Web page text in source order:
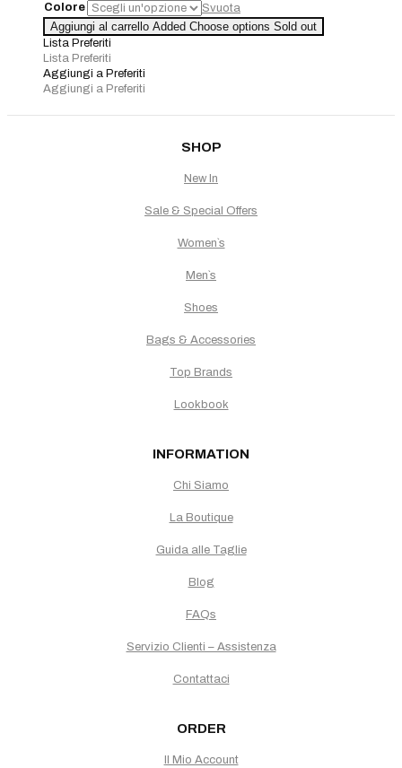
Colore
Svuota
Collana
Perle
quantità
Aggiungi al carrello Added Choose options Sold out
Lista Preferiti
Lista Preferiti
Aggiungi a Preferiti
Aggiungi a Preferiti
SHOP
New In
Sale & Special Offers
Women`s
Men`s
Shoes
Bags & Accessories
Top Brands
Lookbook
INFORMATION
Chi Siamo
La Boutique
Guida alle Taglie
Blog
FAQs
Servizio Clienti – Assistenza
Contattaci
ORDER
Il Mio Account